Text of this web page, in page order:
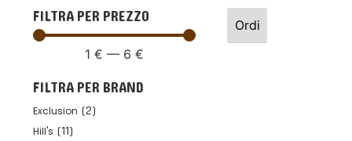
FILTRA PER PREZZO
1 € — 6 €
FILTRA PER BRAND
Exclusion (2)
Hill's (11)